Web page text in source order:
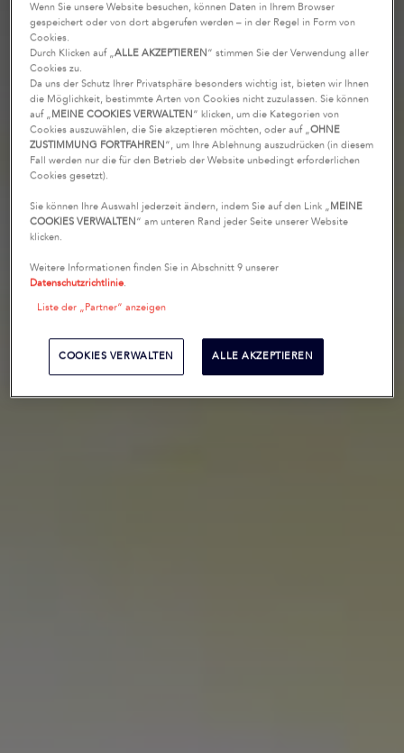
Wenn Sie unsere Website besuchen, können Daten in Ihrem Browser
gespeichert oder von dort abgerufen werden – in der Regel in Form von
Cookies.
Durch Klicken auf „ALLE AKZEPTIEREN“ stimmen Sie der Verwendung aller
Cookies zu.
Da uns der Schutz Ihrer Privatsphäre besonders wichtig ist, bieten wir Ihnen
die Möglichkeit, bestimmte Arten von Cookies nicht zuzulassen. Sie können
auf „MEINE COOKIES VERWALTEN“ klicken, um die Kategorien von
Cookies auszuwählen, die Sie akzeptieren möchten, oder auf „OHNE
ZUSTIMMUNG FORTFAHREN“, um Ihre Ablehnung auszudrücken (in diesem
Fall werden nur die für den Betrieb der Website unbedingt erforderlichen
Cookies gesetzt).
Sie können Ihre Auswahl jederzeit ändern, indem Sie auf den Link „MEINE
COOKIES VERWALTEN“ am unteren Rand jeder Seite unserer Website
klicken.
Weitere Informationen finden Sie in Abschnitt 9 unserer
Datenschutzrichtlinie.
Liste der „Partner“ anzeigen
COOKIES VERWALTEN ALLE AKZEPTIEREN